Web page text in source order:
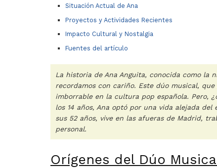
Situación Actual de Ana
Proyectos y Actividades Recientes
Impacto Cultural y Nostalgia
Fuentes del artículo
La historia de Ana Anguita, conocida como la
recordamos con cariño. Este dúo musical,
imborrable en la cultura pop española. Pero,
los 14 años, Ana optó por una vida alejada
sus 52 años, vive en las afueras de Madrid,
personal.
Orígenes del Dúo